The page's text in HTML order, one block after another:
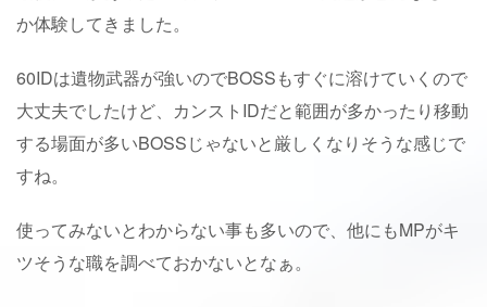
か体験してきました。
60IDは遺物武器が強いのでBOSSもすぐに溶けていくので
大丈夫でしたけど、カンストIDだと範囲が多かったり移動
する場面が多いBOSSじゃないと厳しくなりそうな感じで
すね。
使ってみないとわからない事も多いので、他にもMPがキ
ツそうな職を調べておかないとなぁ。